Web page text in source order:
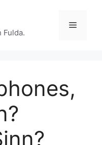
Fulda.
Menü